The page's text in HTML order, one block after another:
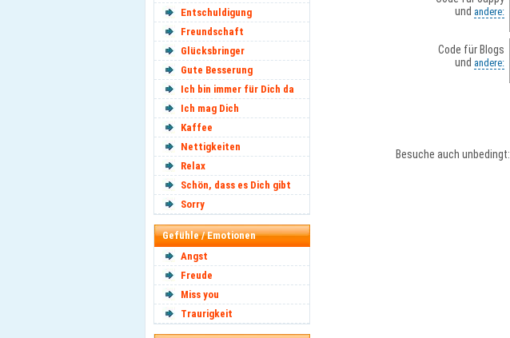
Entschuldigung
Freundschaft
Glücksbringer
Gute Besserung
Ich bin immer für Dich da
Ich mag Dich
Kaffee
Nettigkeiten
Relax
Schön, dass es Dich gibt
Sorry
Gefühle / Emotionen
Angst
Freude
Miss you
Traurigkeit
und andere:
Code für Blogs
und andere:
Besuche auch unbedingt: